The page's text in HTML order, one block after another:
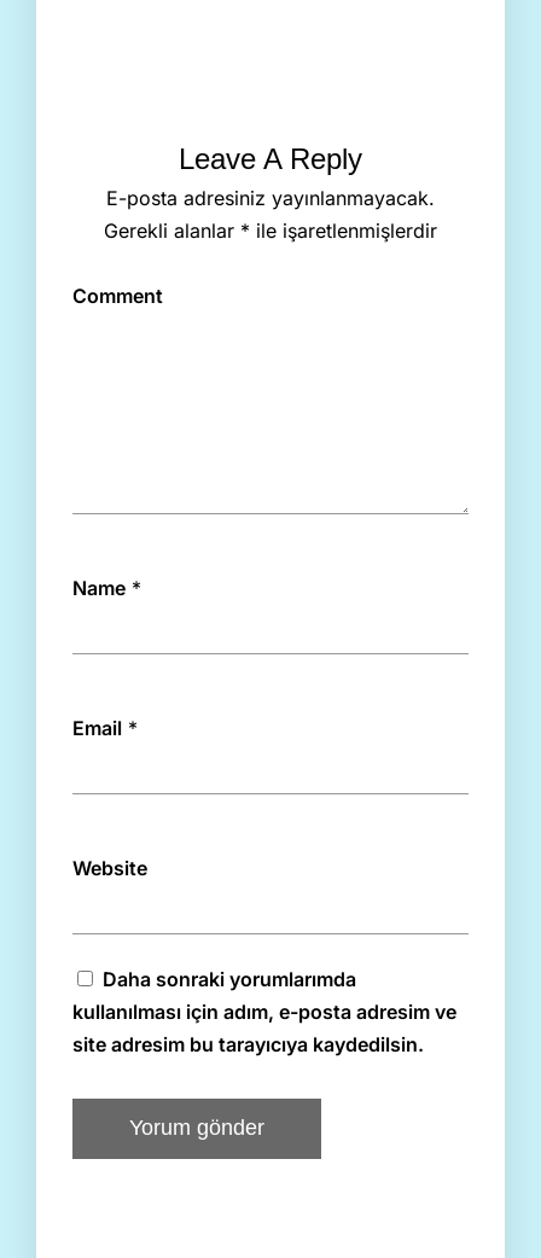
Leave A Reply
E-posta adresiniz yayınlanmayacak.
Gerekli alanlar * ile işaretlenmişlerdir
Comment
Name *
Email *
Website
Daha sonraki yorumlarımda
kullanılması için adım, e-posta adresim ve
site adresim bu tarayıcıya kaydedilsin.